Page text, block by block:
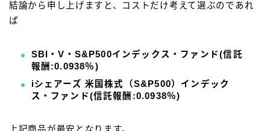
結論から申し上げますと、コストだけ考えて選ぶのであれ
ば
SBI・V・S&P500インデックス・ファンド(信託
報酬:0.0938％)
iシェアーズ 米国株式（S&P500）インデック
ス・ファンド(信託報酬:0.0938％)